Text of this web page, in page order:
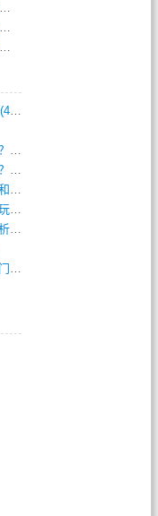
2023合击传奇私服最强战力养成终极秘籍(428)
传奇私服最新攻略：刀刀烈火，装备全爆？攻(813)
龙城传奇：如何快速提升战力，称霸沙城？(802)
传奇老区变态服攻略：如何快速提升等级和战(379)
风云私服传奇游戏新手如何快速掌握核心玩法(616)
传奇游戏专家进阶秘籍：终极攻略问答解析(848)
蓝月传奇私服攻略大全：新手小白快速入门指(386)